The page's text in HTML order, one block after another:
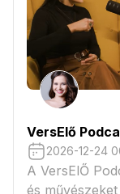
VersElő
2026-12-24
A VersElŐ
és